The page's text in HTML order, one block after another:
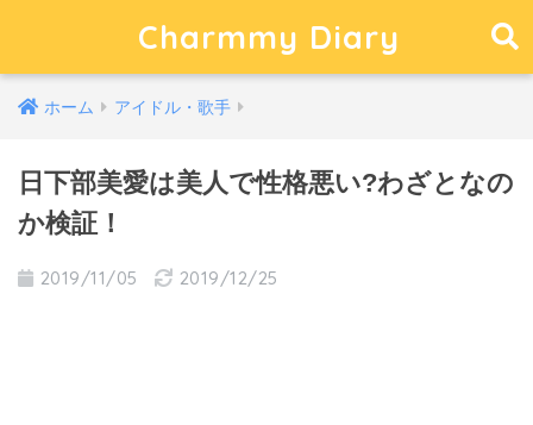
Charmmy Diary
ホーム アイドル・歌手
日下部美愛は美人で性格悪い?わざとなの
か検証！
2019/11/05 2019/12/25